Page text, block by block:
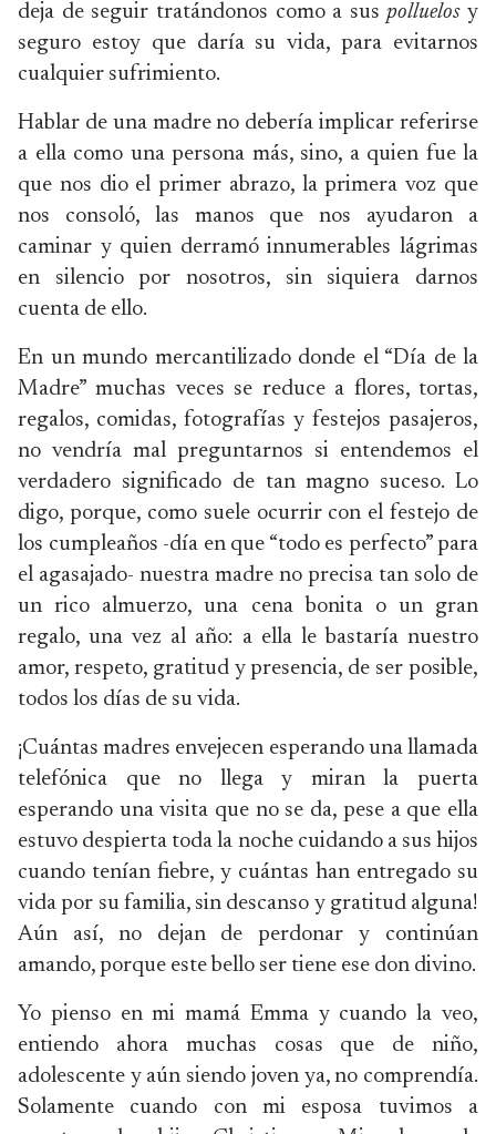
deja de seguir tratándonos como a suspolluelosy
seguro estoy que daría su vida, para evitarnos
cualquier sufrimiento.
Hablar de una madre no debería implicar referirse
a ella como una persona más, sino, a quien fue la
que nos dio el primer abrazo, la primera voz que
nos consoló, las manos que nos ayudaron a
caminar y quien derramó innumerables lágrimas
en silencio por nosotros, sin siquiera darnos
cuenta de ello.
En un mundo mercantilizado donde el “Día de la
Madre” muchas veces se reduce a flores, tortas,
regalos, comidas, fotografías y festejos pasajeros,
no vendría mal preguntarnos si entendemos el
verdadero significado de tan magno suceso. Lo
digo, porque, como suele ocurrir con el festejo de
los cumpleaños -día en que “todo es perfecto” para
el agasajado- nuestra madre no precisa tan solo de
un rico almuerzo, una cena bonita o un gran
regalo, una vez al año: a ella le bastaría nuestro
amor, respeto, gratitud y presencia, de ser posible,
todos los días de su vida.
¡Cuántas madres envejecen esperando una llamada
telefónica que no llega y miran la puerta
esperando una visita que no se da, pese a que ella
estuvo despierta toda la noche cuidando a sus hijos
cuando tenían fiebre, y cuántas han entregado su
vida por su familia, sin descanso y gratitud alguna!
Aún así, no dejan de perdonar y continúan
amando, porque este bello ser tiene ese don divino.
Yo pienso en mi mamá Emma y cuando la veo,
entiendo ahora muchas cosas que de niño,
adolescente y aún siendo joven ya, no comprendía.
Solamente cuando con mi esposa tuvimos a